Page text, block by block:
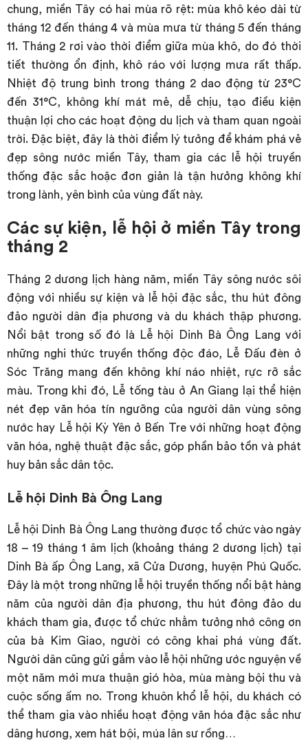
chung, miền Tây có hai mùa rõ rệt: mùa khô kéo dài từ
tháng 12 đến tháng 4 và mùa mưa từ tháng 5 đến tháng
11. Tháng 2 rơi vào thời điểm giữa mùa khô, do đó thời
tiết thường ổn định, khô ráo với lượng mưa rất thấp.
Nhiệt độ trung bình trong tháng 2 dao động từ 23°C
đến 31°C, không khí mát mẻ, dễ chịu, tạo điều kiện
thuận lợi cho các hoạt động du lịch và tham quan ngoài
trời. Đặc biệt, đây là thời điểm lý tưởng để khám phá vẻ
đẹp sông nước miền Tây, tham gia các lễ hội truyền
thống đặc sắc hoặc đơn giản là tận hưởng không khí
trong lành, yên bình của vùng đất này.
Các sự kiện, lễ hội ở miền Tây trong
tháng 2
Tháng 2 dương lịch hàng năm, miền Tây sông nước sôi
động với nhiều sự kiện và lễ hội đặc sắc, thu hút đông
đảo người dân địa phương và du khách thập phương.
Nổi bật trong số đó là Lễ hội Dinh Bà Ông Lang với
những nghi thức truyền thống độc đáo, Lễ Đấu đèn ở
Sóc Trăng mang đến không khí náo nhiệt, rực rỡ sắc
màu. Trong khi đó, Lễ tống tàu ở An Giang lại thể hiện
nét đẹp văn hóa tín ngưỡng của người dân vùng sông
nước hay Lễ hội Kỳ Yên ở Bến Tre với những hoạt động
văn hóa, nghệ thuật đặc sắc, góp phần bảo tồn và phát
huy bản sắc dân tộc.
Lễ hội Dinh Bà Ông Lang
Lễ hội Dinh Bà Ông Lang thường được tổ chức vào ngày
18 – 19 tháng 1 âm lịch (khoảng tháng 2 dương lịch) tại
Dinh Bà ấp Ông Lang, xã Cửa Dương, huyện Phú Quốc.
Đây là một trong những lễ hội truyền thống nổi bật hàng
năm của người dân địa phương, thu hút đông đảo du
khách tham gia, được tổ chức nhằm tưởng nhớ công ơn
của bà Kim Giao, người có công khai phá vùng đất.
Người dân cũng gửi gắm vào lễ hội những ước nguyện về
một năm mới mưa thuận gió hòa, mùa màng bội thu và
cuộc sống ấm no. Trong khuôn khổ lễ hội, du khách có
thể tham gia vào nhiều hoạt động văn hóa đặc sắc như
dâng hương, xem hát bội, múa lân sư rồng…